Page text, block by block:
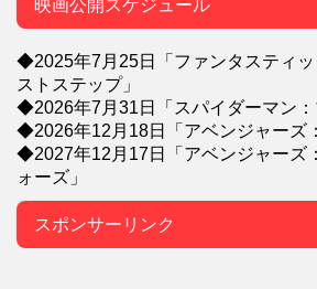
映画公開スケジュール
◆2025年7月25日「ファンタスティ
ストステップ」
◆2026年7月31日「スパイダーマン：
◆2026年12月18日「アベンジャーズ
◆2027年12月17日「アベンジャーズ
ォーズ」
スポンサーリンク